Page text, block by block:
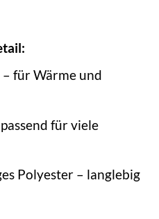
für Wärme und
für viele
Polyester – langlebig